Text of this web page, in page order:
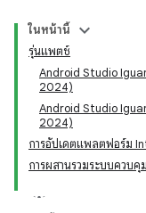
ในหน้านี้
รุ่นแพตช์
Android Studio
2024)
Android Studio
2024)
การอัปเดตแพลตฟอร์ม
การผสานรวมระบบควบ